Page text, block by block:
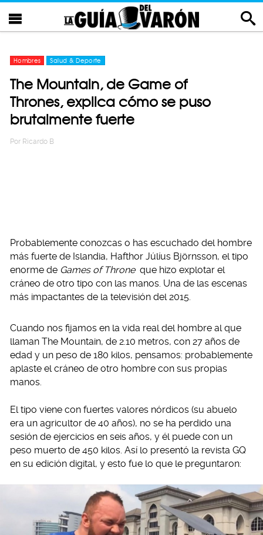
Hombres Salud & Deporte
The Mountain, de Game of
Thrones, explica cómo se puso
brutalmente fuerte
Por Ricardo B
Probablemente conozcas o has escuchado del hombre
más fuerte de Islandia, Hafthor Júlíus Björnsson, el tipo
enorme de Games of Throne que hizo explotar el
cráneo de otro tipo con las manos. Una de las escenas
más impactantes de la televisión del 2015.
Cuando nos fijamos en la vida real del hombre al que
llaman The Mountain, de 2.10 metros, con 27 años de
edad y un peso de 180 kilos, pensamos: probablemente
aplaste el cráneo de otro hombre con sus propias
manos.
El tipo viene con fuertes valores nórdicos (su abuelo
era un agricultor de 40 años), no se ha perdido una
sesión de ejercicios en seis años, y él puede con un
peso muerto de 450 kilos. Así lo presentó la revista GQ
en su edición digital, y esto fue lo que le preguntaron: